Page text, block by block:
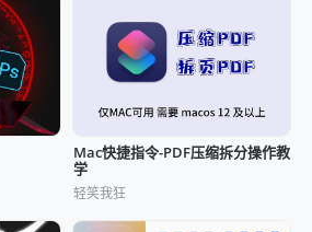
Mac快捷指令-PDF压缩拆分操作教
学
轻笑我狂